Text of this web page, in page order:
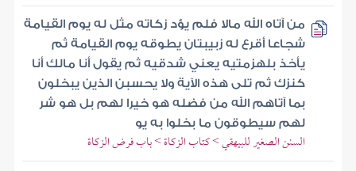
من آتاه الله مالا فلم يؤد زكاته مثل له يوم القيامة
شجاعا أقرع له زبيبتان يطوقه يوم القيامة ثم
يأخذ بلهزمتيه يعني شدقيه ثم يقول أنا مالك أنا
كنزك ثم تلى هذه الآية ولا يحسبن الذين يبخلون
بما آتاهم الله من فضله هو خيرا لهم بل هو شر
لهم سيطوقون ما بخلوا به يو
السنن الصغير للبيهقي > كتاب الزكاة > باب فرض الزكاة